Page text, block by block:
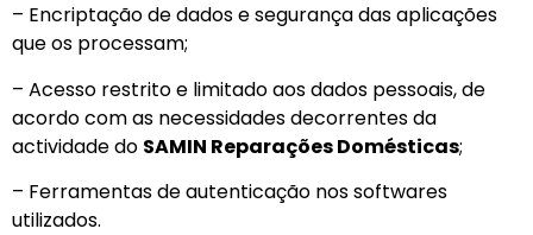
– Encriptação de dados e segurança das aplicações
que os processam;
– Acesso restrito e limitado aos dados pessoais, de
acordo com as necessidades decorrentes da
actividade do SAMIN Reparações Domésticas;
– Ferramentas de autenticação nos softwares
utilizados.